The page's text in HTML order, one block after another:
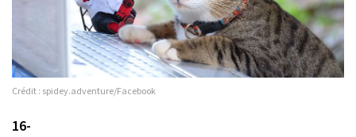
Crédit : spidey.adventure/Facebook
16-